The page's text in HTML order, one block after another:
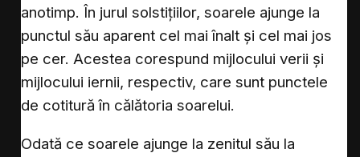
anotimp. În jurul solstițiilor, soarele ajunge la
punctul său aparent cel mai înalt și cel mai jos
pe cer. Acestea corespund mijlocului verii și
mijlocului iernii, respectiv, care sunt punctele
de cotitură în călătoria soarelui.
Odată ce soarele ajunge la zenitul său la